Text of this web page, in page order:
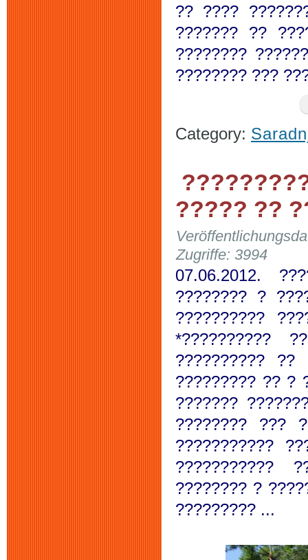
?? ????
??????? ??
????????
???????? ???
Category:
????? ??
Zugriffe: 3994
07.06.2012.
???????? ?
??????????
*??????????
??????????
????????? ?? ?
???????
???????? ???
???????????
???????????
???????? ?
????????? ...